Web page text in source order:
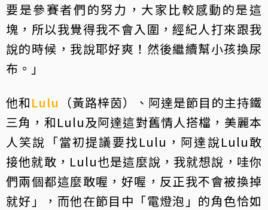
要是參賽者們的努力，大家比較感動的是這
塊，所以我覺得我不會入圍，經紀人打來跟我
說的時候，我說耶好爽！然後繼續幫小孩換尿
布。」
他和Lulu
（黃路梓茵）、阿達是節目的主持鐵
三角，和Lulu及阿達這對舊情人搭檔，美麗本
人笑說「當初提議要找Lulu，阿達說Lulu敢
接他就敢，Lulu也是這麼說，我就想說，哇你
們兩個都這麼敢喔，好喔，反正我不會被換掉
就好」，而他在節目中「電燈泡」的角色恰如